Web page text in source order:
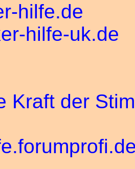
hilfe.de
hilfe-uk.de
Kraft der